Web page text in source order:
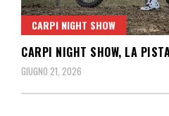
CARPI NIGHT SHOW
CARPI NIGHT SHOW, LA
GIUGNO 21, 2026